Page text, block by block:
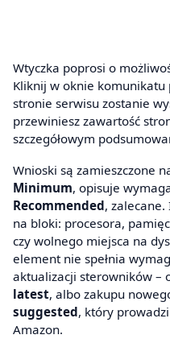
Wtyczka poprosi o
Kliknij w oknie komunikatu
stronie serwisu zostanie
przewiniesz zawartość
szczegółowym
Wnioski są zamieszczone
Minimum, opisuje
Recommended, zalecane.
na bloki: procesora,
czy wolnego miejsca na
element nie spełnia
aktualizacji sterowników –
latest, albo zakupu
suggested, który
Amazon.